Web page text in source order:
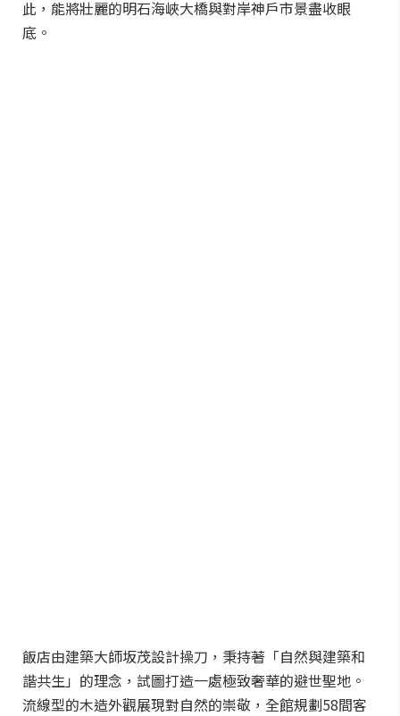
此，能將壯麗的明石海峽大橋與對岸神戶市景盡收眼
底。
飯店由建築大師坂茂設計操刀，秉持著「自然與建築和
諧共生」的理念，試圖打造一處極致奢華的避世聖地。
流線型的木造外觀展現對自然的崇敬，全館規劃58間客